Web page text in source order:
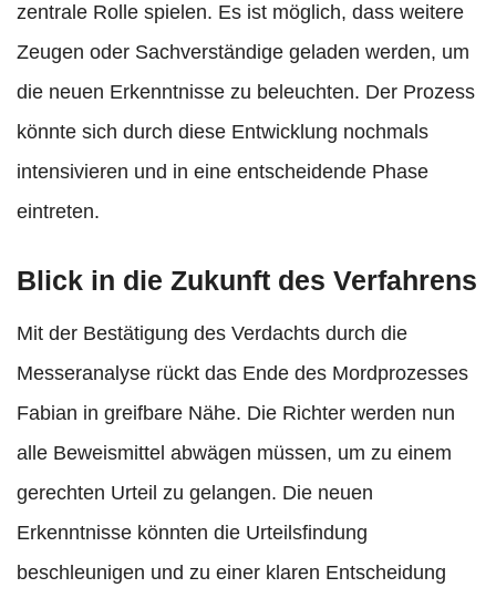
zentrale Rolle spielen. Es ist möglich, dass weitere
Zeugen oder Sachverständige geladen werden, um
die neuen Erkenntnisse zu beleuchten. Der Prozess
könnte sich durch diese Entwicklung nochmals
intensivieren und in eine entscheidende Phase
eintreten.
Blick in die Zukunft des Verfahrens
Mit der Bestätigung des Verdachts durch die
Messeranalyse rückt das Ende des Mordprozesses
Fabian in greifbare Nähe. Die Richter werden nun
alle Beweismittel abwägen müssen, um zu einem
gerechten Urteil zu gelangen. Die neuen
Erkenntnisse könnten die Urteilsfindung
beschleunigen und zu einer klaren Entscheidung